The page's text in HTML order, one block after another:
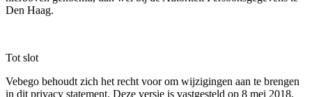
Den Haag.
Tot slot
Vebego behoudt zich het recht voor om wijzigingen aan te brengen
in dit privacy statement. Deze versie is vastgesteld op 8 mei 2018.